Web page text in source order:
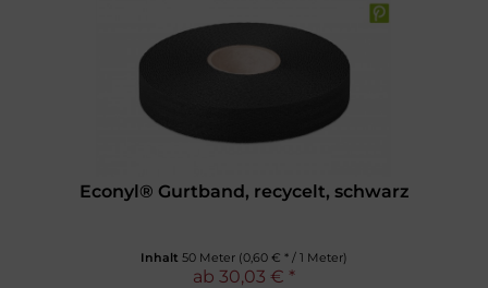
Econyl® Gurtband, recycelt, schwarz
Inhalt 50 Meter (0,60 € * / 1 Meter)
ab 30,03 € *